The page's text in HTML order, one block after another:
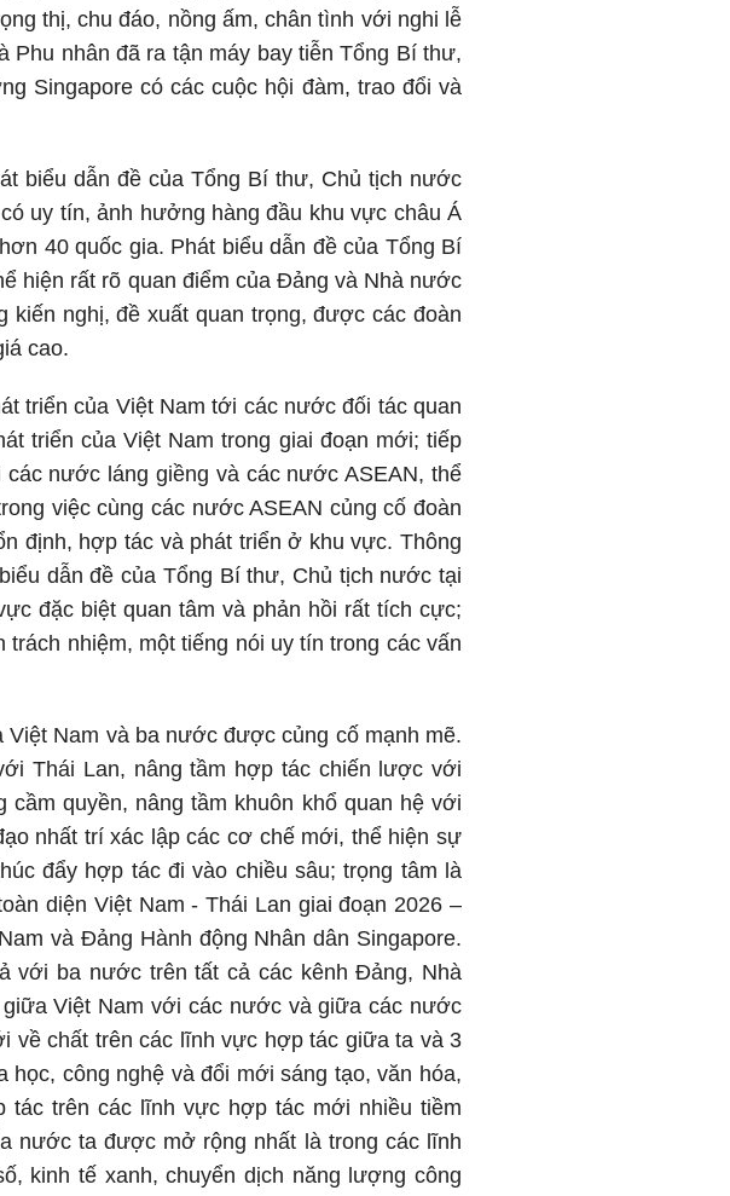
thị, chu đáo, nồng ấm, chân tình với nghi lễ
nhân đã ra tận máy bay tiễn Tổng Bí thư,
Singapore có các cuộc hội đàm, trao đổi và
biểu dẫn đề của Tổng Bí thư, Chủ tịch nước
uy tín, ảnh hưởng hàng đầu khu vực châu Á
40 quốc gia. Phát biểu dẫn đề của Tổng Bí
hiện rất rõ quan điểm của Đảng và Nhà nước
nghị, đề xuất quan trọng, được các đoàn
cao.
triển của Việt Nam tới các nước đối tác quan
triển của Việt Nam trong giai đoạn mới; tiếp
nước láng giềng và các nước ASEAN, thể
việc cùng các nước ASEAN củng cố đoàn
định, hợp tác và phát triển ở khu vực. Thông
dẫn đề của Tổng Bí thư, Chủ tịch nước tại
đặc biệt quan tâm và phản hồi rất tích cực;
nhiệm, một tiếng nói uy tín trong các vấn
Nam và ba nước được củng cố mạnh mẽ.
Thái Lan, nâng tầm hợp tác chiến lược với
quyền, nâng tầm khuôn khổ quan hệ với
nhất trí xác lập các cơ chế mới, thể hiện sự
đẩy hợp tác đi vào chiều sâu; trọng tâm là
diện Việt Nam - Thái Lan giai đoạn 2026 –
và Đảng Hành động Nhân dân Singapore.
với ba nước trên tất cả các kênh Đảng, Nhà
Việt Nam với các nước và giữa các nước
về chất trên các lĩnh vực hợp tác giữa ta và 3
công nghệ và đổi mới sáng tạo, văn hóa,
trên các lĩnh vực hợp tác mới nhiều tiềm
nước ta được mở rộng nhất là trong các lĩnh
kinh tế xanh, chuyển dịch năng lượng công